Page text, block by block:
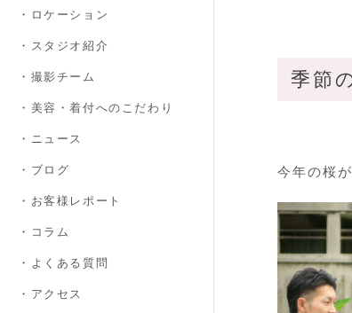
・ロケーション
・スタジオ紹介
・撮影チーム
・美容・着付へのこだわり
・ニュース
・ブログ
・お客様レポート
・コラム
・よくある質問
・アクセス
季節
今年の桜